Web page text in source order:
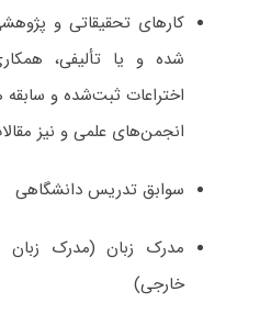
کارهای تحقیقاتی و
شده و یا تألیفی،
اختراعات ثبت‌­شده و
انجمن‌های علمی و نیز
سوابق تدریس دانشگاهی
مدرک زبان (مدرک زبان
خارجی)